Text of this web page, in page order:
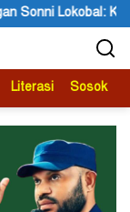
KPK Audit
Literasi Sosok